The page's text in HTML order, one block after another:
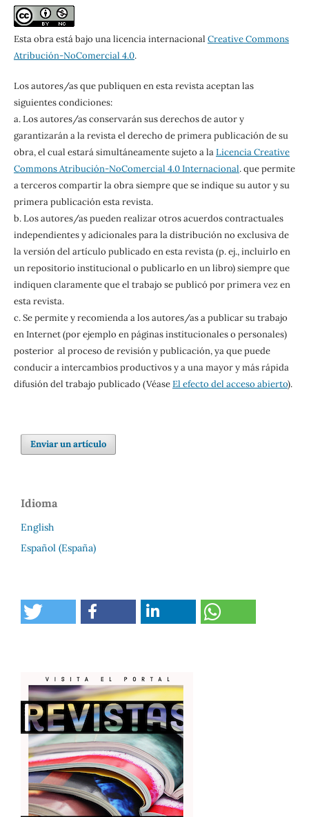
Esta obra está bajo una licencia internacional Creative Commons
Atribución-NoComercial 4.0.
Los autores/as que publiquen en esta revista aceptan las
siguientes condiciones:
a. Los autores/as conservarán sus derechos de autor y
garantizarán a la revista el derecho de primera publicación de su
obra, el cual estará simultáneamente sujeto a laLicencia Creative
Commons Atribución-NoComercial 4.0 Internacional. que permite
a terceros compartir la obra siempre que se indique su autor y su
primera publicación esta revista.
b. Los autores/as pueden realizar otros acuerdos contractuales
independientes y adicionales para la distribución no exclusiva de
la versión del artículo publicado en esta revista (p. ej., incluirlo en
un repositorio institucional o publicarlo en un libro) siempre que
indiquen claramente que el trabajo se publicó por primera vez en
esta revista.
c. Se permite y recomienda a los autores/as a publicar su trabajo
en Internet (por ejemplo en páginas institucionales o personales)
posterior al proceso de revisión y publicación, ya que puede
conducir a intercambios productivos y a una mayor y más rápida
difusión del trabajo publicado (VéaseEl efecto del acceso abierto).
Enviar un artículo
Idioma
English
Español (España)